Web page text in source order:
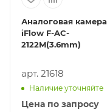
Аналоговая камера
iFlow F-AC-
2122M(3.6mm)
арт. 21618
Наличие уточняйте
Цена по запросу